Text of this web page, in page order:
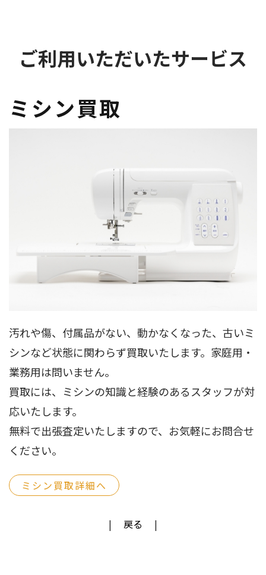
ご利用いただいたサービス
ミシン買取
汚れや傷、付属品がない、動かなくなった、古いミ
シンなど状態に関わらず買取いたします。家庭用・
業務用は問いません。
買取には、ミシンの知識と経験のあるスタッフが対
応いたします。
無料で出張査定いたしますので、お気軽にお問合せ
ください。
ミシン買取詳細へ
戻る